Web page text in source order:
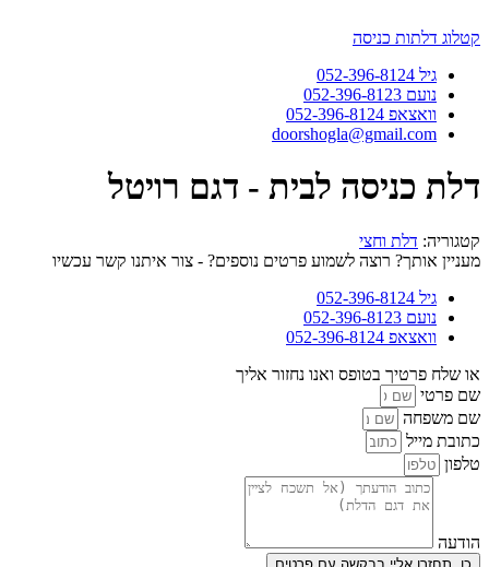
לתוכן
קטלוג דלתות כניסה
גיל 052-396-8124
נועם 052-396-8123
וואצאפ 052-396-8124
doorshogla@gmail.com
דלת כניסה לבית - דגם רויטל
קטגוריה: דלת וחצי
מעניין אותך? רוצה לשמוע פרטים נוספים? - צור איתנו קשר עכשיו
גיל 052-396-8124
נועם 052-396-8123
וואצאפ 052-396-8124
או שלח פרטיך בטופס ואנו נחזור אליך
שם פרטי
שם משפחה
כתובת מייל
טלפון
הודעה